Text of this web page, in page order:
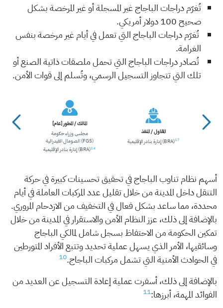
تُغرّم دراجات الباجاج غير المسجلة أو غير المرخصة بشكل
صحيح 100 دولار أمريكي.
تُغرّم دراجات الباجاج التي تعمل في أيام غير مرخصة بنفس
الغرامة.
تُصادر دراجات الباجاج التي تحمل ملصقات ذاتية الصنع أو
تلك التي تتجاوز التسجيل الرسمي، وتُسلم إلى قوات الأمن.
المالك / المطور [عام]
مجلس وزراء حكومة
الصومال الفيدرالية (FGS)
إدارة بنادر الإقليمية (BRA)14
المقاول / المنفذ
إدارة بنادر الإقليمية (BRA)17
أسهم نظام تناوب الباجاج في تحقيق تحسينات كبيرة في حركة
التنقل داخل المدينة من خلال تقليل عدد المركبات العاملة في أيام
محددة، مما ساعد بشكل فعال في التخفيف من الازدحام المروري.
بالإضافة إلى ذلك، عزز النظام الأمن والاستقرار في المدينة من خلال
تمكين الحكومة من الاحتفاظ بسجل شامل لمالكي الباجاج
وسائقيها، الأمر الذي يسهل عملية تحديد وتتبع الأفراد المتورطين
في الحوادث الأمنية التي تشمل مركبات الباجاج.10
بالإضافة إلى ذلك، أسفرت عملية إعادة التسجيل عن العديد من
الفوائد المهمة، أبرزها:11